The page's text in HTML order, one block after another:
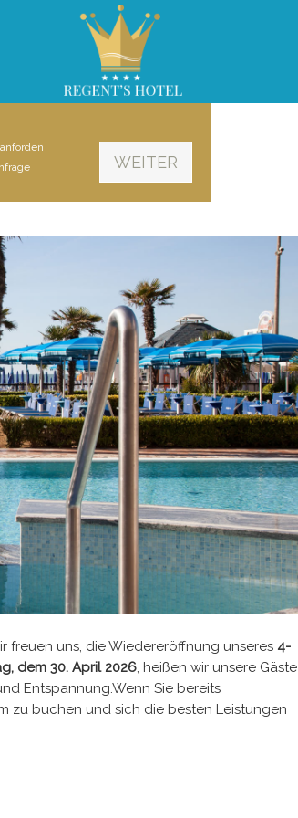
freuen uns, die Wiedereröffnung unseres 4-
dem 30. April 2026, heißen wir unsere Gäste
Entspannung.Wenn Sie bereits
zu buchen und sich die besten Leistungen